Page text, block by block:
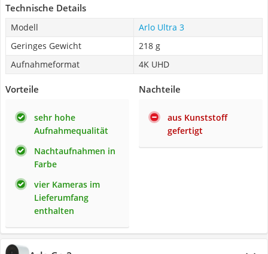
Technische Details
Modell
Arlo Ultra 3
Geringes Gewicht
218 g
Aufnahmeformat
4K UHD
Vorteile
sehr hohe
Aufnahmequalität
Nachtaufnahmen in
Farbe
vier Kameras im
Lieferumfang
enthalten
Nachteile
aus Kunststoff
gefertigt